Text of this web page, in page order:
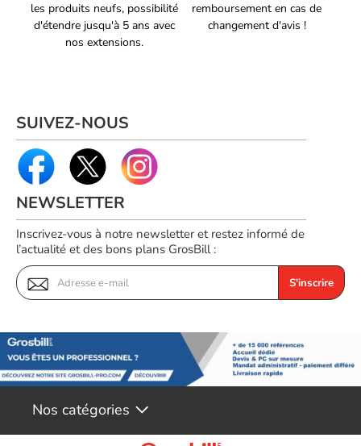
Code du système harmonisé
83014090
0889894466136
T0Y15AA
Voir produits HP
les produits neufs, possibilité
d'étendre jusqu'à 5 ans avec
nos extensions.
remboursement en cas de
changement d'avis !
SUIVEZ-NOUS
NEWSLETTER
Inscrivez-vous à notre newsletter et restez informé de
l’actualité et des bons plans GrosBill :
S'inscrire
Nos catégories